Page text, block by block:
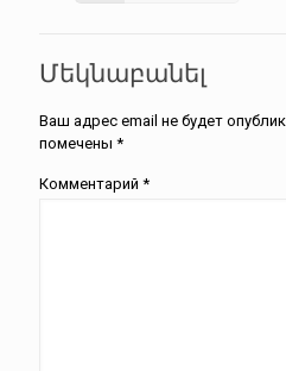
Մեկնաբանել
Ваш адрес email не будет
помечены *
Комментарий *